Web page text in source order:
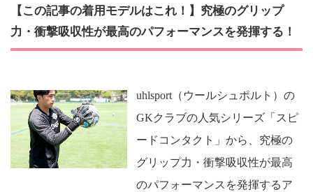
【この記事の着用モデルはこれ！】究極のグリップ
力・衝撃吸収性が最高のパフォーマンスを発揮する！
uhlsport（ウールシュポルト）の
GKクラブの人気シリーズ「スピ
ードコンタクト」から、究極の
グリップ力・衝撃吸収性が最高
のパフォーマンスを発揮するア